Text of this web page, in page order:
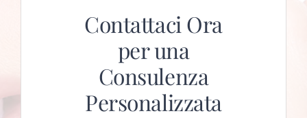
Contattaci Ora
per una
Consulenza
Personalizzata